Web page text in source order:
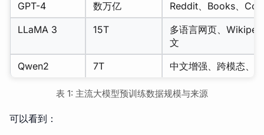
GPT-4 数万亿
Reddit、Books、
LLaMA 3
15T
多语言网页、
文
Qwen2
7T 中文增强、跨模态、
表 1: 主流大模型预训练数据规模与来源
可以看到：